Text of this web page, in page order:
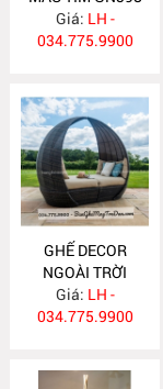
Giá: LH -
034.775.9900
GHẾ DECOR
NGOÀI TRỜI
GN395
Giá: LH -
034.775.9900